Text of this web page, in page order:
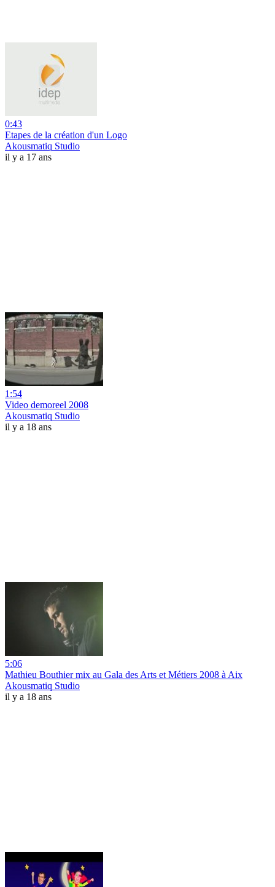
0:43
Etapes de la création d'un Logo
Akousmatiq Studio
il y a 17 ans
1:54
Video demoreel 2008
Akousmatiq Studio
il y a 18 ans
5:06
Mathieu Bouthier mix au Gala des Arts et Métiers 2008 à Aix
Akousmatiq Studio
il y a 18 ans